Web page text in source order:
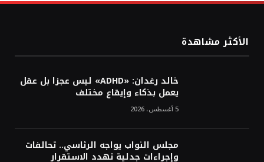
الأكثر مشاهدة
خالد رغدان: «ADHD» ليس عجزا بل عقل
يعمل بذكاء وإيقاع مختلف
5 أغسطس، 2026
مجلس النواب يواجه الرئاسي.. تحالفات
وإجراءات جدلية تهدد الاستقرار